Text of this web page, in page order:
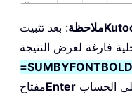
ملاحظة: بعد تثبيت
مفتاحEnter